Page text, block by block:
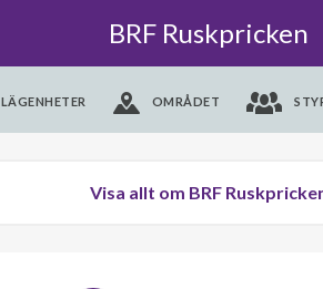
BRF Ruskpricken
LÄGENHETER OMRÅDET
Visa allt om BRF